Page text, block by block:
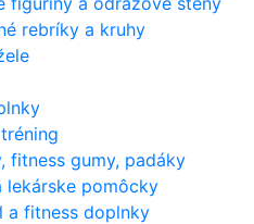
rebríky a kruhy
fitness gumy, padáky
lekárske pomôcky
a fitness doplnky